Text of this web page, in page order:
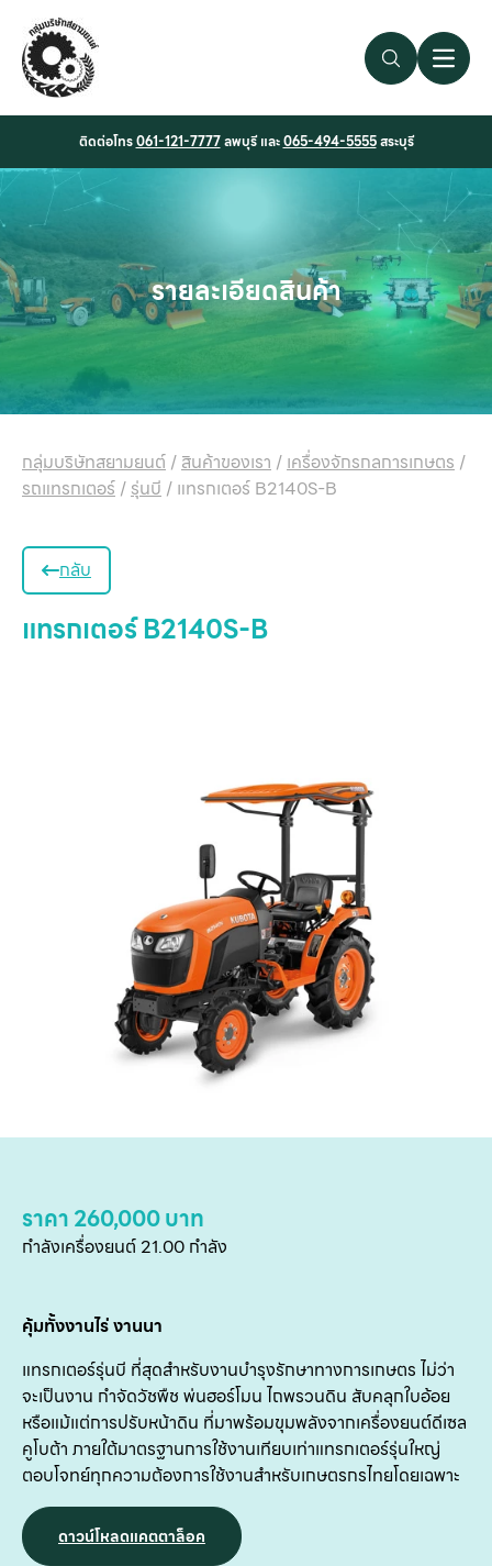
Search Link
Open
ติดต่อโทร061-121-7777ลพบุรี และ065-494-5555สระบุรี
รายละเอียดสินค้า
กลุ่มบริษัทสยามยนต์ /สินค้าของเรา /เครื่องจักรกลการเกษตร /
รถแทรกเตอร์ /รุ่นบี / แทรกเตอร์ B2140S-B
กลับ
แทรกเตอร์ B2140S-B
ราคา 260,000 บาท
กำลังเครื่องยนต์ 21.00 กำลัง
คุ้มทั้งงานไร่ งานนา
แทรกเตอร์รุ่นบี ที่สุดสำหรับงานบำรุงรักษาทางการเกษตร ไม่ว่า
จะเป็นงาน กำจัดวัชพืช พ่นฮอร์โมน ไถพรวนดิน สับคลุกใบอ้อย
หรือแม้แต่การปรับหน้าดิน ที่มาพร้อมขุมพลังจากเครื่องยนต์ดีเซล
คูโบต้า ภายใต้มาตรฐานการใช้งานเทียบเท่าแทรกเตอร์รุ่นใหญ่
ตอบโจทย์ทุกความต้องการใช้งานสำหรับเกษตรกรไทยโดยเฉพาะ
ดาวน์โหลดแคตตาล็อค